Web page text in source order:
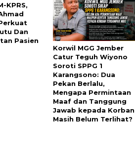
KPRS,
Dan
Pasien
Korwil MGG Jember
Catur Teguh Wiyono
Soroti SPPG 1
Karangsono: Dua
Pekan Berlalu,
Mengapa Permintaan
Maaf dan Tanggung
Jawab kepada Korban
Masih Belum Terlihat?